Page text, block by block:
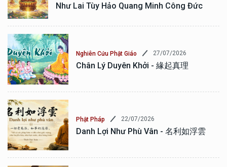
Như Lai Tùy Hảo Quang Minh Công Đức
Nghiên Cứu Phật Giáo 27/07/2026
Chân Lý Duyên Khởi - 緣起真理
Phật Pháp 22/07/2026
Danh Lợi Như Phù Vân - 名利如浮雲